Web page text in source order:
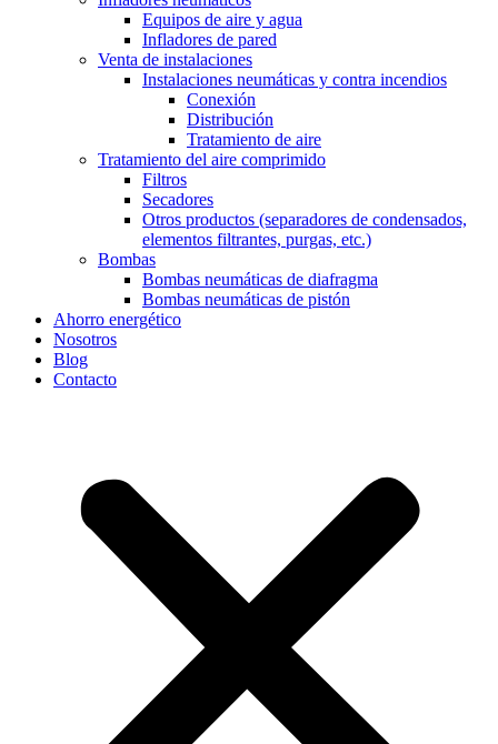
Equipos de aire y agua
Infladores de pared
Venta de instalaciones
Instalaciones neumáticas y contra incendios
Conexión
Distribución
Tratamiento de aire
Tratamiento del aire comprimido
Filtros
Secadores
Otros productos (separadores de condensados,
elementos filtrantes, purgas, etc.)
Bombas
Bombas neumáticas de diafragma
Bombas neumáticas de pistón
Ahorro energético
Nosotros
Blog
Contacto